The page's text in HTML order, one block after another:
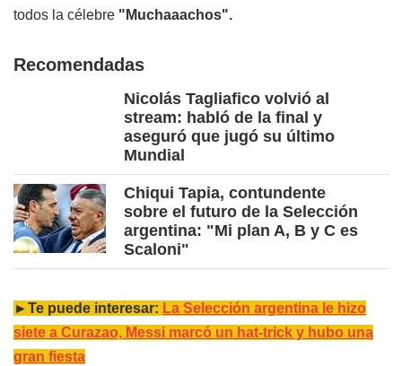
todos la célebre "Muchaaachos".
Recomendadas
Nicolás Tagliafico volvió al
stream: habló de la final y
aseguró que jugó su último
Mundial
Chiqui Tapia, contundente
sobre el futuro de la Selección
argentina: "Mi plan A, B y C es
Scaloni"
►Te puede interesar: La Selección argentina le hizo
siete a Curazao, Messi marcó un hat-trick y hubo una
gran fiesta